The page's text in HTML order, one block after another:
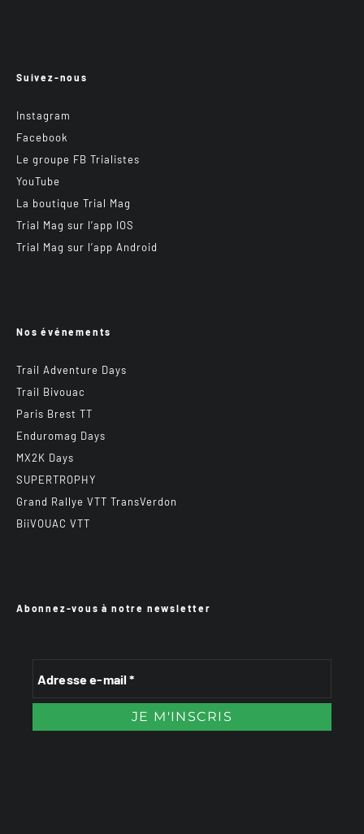
Suivez-nous
Instagram
Facebook
Le groupe FB Trialistes
YouTube
La boutique Trial Mag
Trial Mag sur l’app IOS
Trial Mag sur l’app Android
Nos événements
Trail Adventure Days
Trail Bivouac
Paris Brest TT
Enduromag Days
MX2K Days
SUPERTROPHY
Grand Rallye VTT TransVerdon
BiiVOUAC VTT
Abonnez-vous à notre newsletter